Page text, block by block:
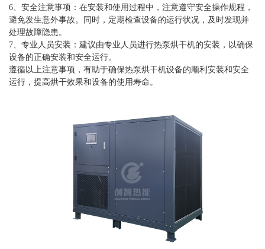
6、安全注意事项：在安装和使用过程中，注意遵守安全操作规程，
避免发生意外事故。同时，定期检查设备的运行状况，及时发现并
处理故障隐患。
7、专业人员安装：建议由专业人员进行热泵烘干机的安装，以确保
设备的正确安装和安全运行。
遵循以上注意事项，有助于确保热泵烘干机设备的顺利安装和安全
运行，提高烘干效果和设备的使用寿命。